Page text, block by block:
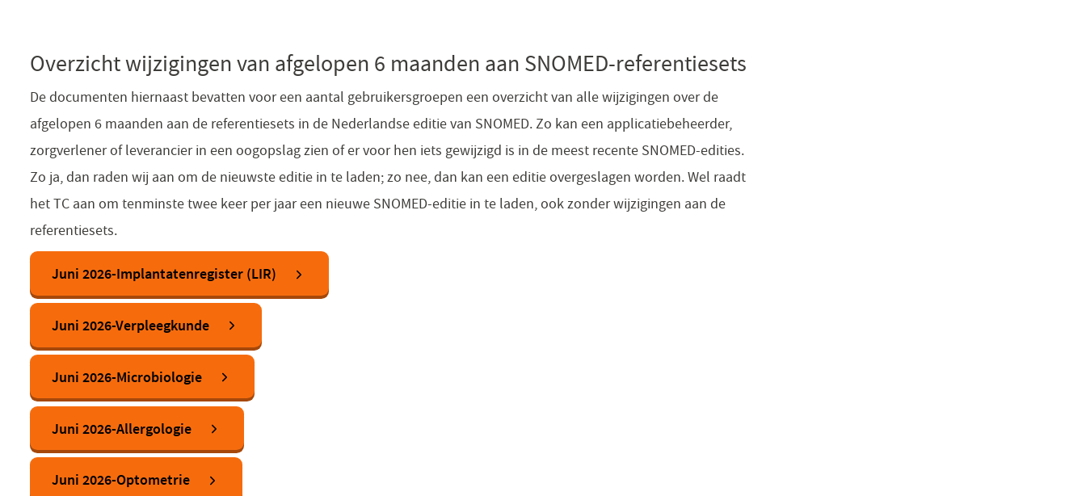
Overzicht wijzigingen van afgelopen 6 maanden aan SNOMED-referentiesets
De documenten hiernaast bevatten voor een aantal gebruikersgroepen een overzicht van alle wijzigingen over de
afgelopen 6 maanden aan de referentiesets in de Nederlandse editie van SNOMED. Zo kan een applicatiebeheerder,
zorgverlener of leverancier in een oogopslag zien of er voor hen iets gewijzigd is in de meest recente SNOMED-edities.
Zo ja, dan raden wij aan om de nieuwste editie in te laden; zo nee, dan kan een editie overgeslagen worden. Wel raadt
het TC aan om tenminste twee keer per jaar een nieuwe SNOMED-editie in te laden, ook zonder wijzigingen aan de
referentiesets.
Juni 2026-Implantatenregister (LIR)
Juni 2026-Verpleegkunde
Juni 2026-Microbiologie
Juni 2026-Allergologie
Juni 2026-Optometrie